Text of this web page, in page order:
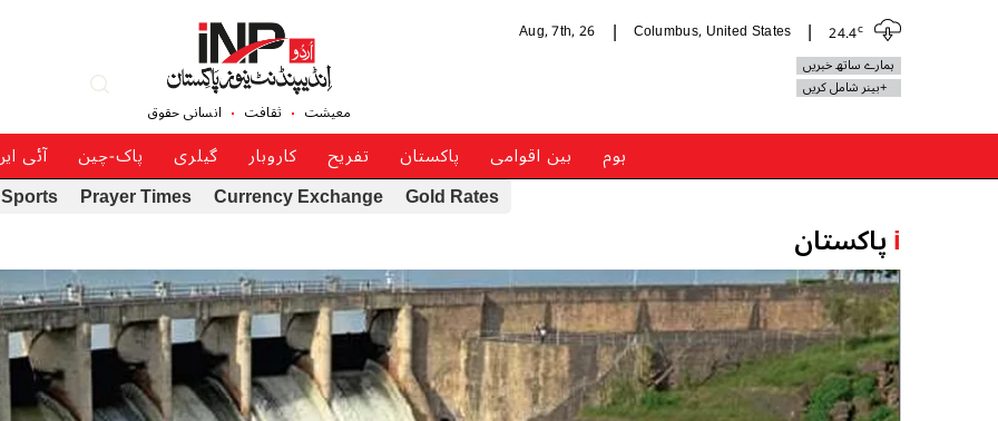
24.4c
Columbus, United States
Aug, 7th, 26
ہمارے ساتھ خبریں
+بینر شامل کریں
معیشت ثقافت انسانی حقوق
ہوم بین اقوامی پاکستان تفریح کاروبار گیلری پاک-چین آئی
Gold Rates
Currency Exchange
Prayer Times
Sports
iپاکستان